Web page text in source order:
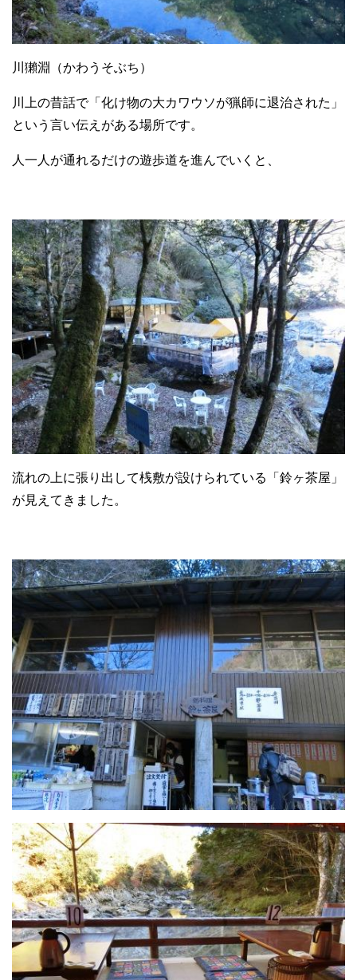
川獺淵（かわうそぶち）
川上の昔話で「化け物の大カワウソが猟師に退治された」
という言い伝えがある場所です。
人一人が通れるだけの遊歩道を進んでいくと、
流れの上に張り出して桟敷が設けられている「鈴ヶ茶屋」
が見えてきました。